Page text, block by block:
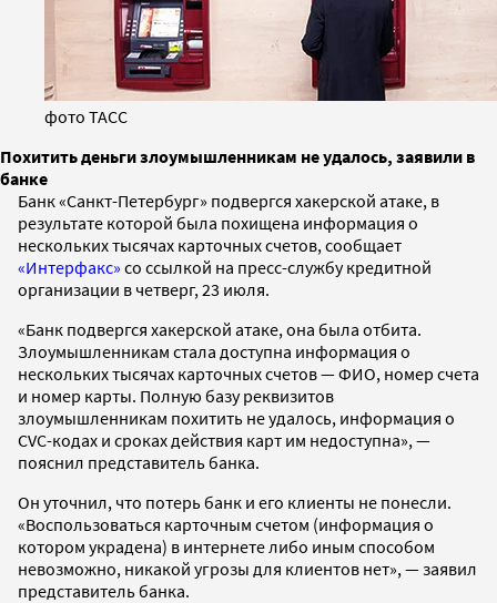
фото ТАСС
Похитить деньги злоумышленникам не удалось, заявили в
банке
Банк «Санкт-Петербург» подвергся хакерской атаке, в
результате которой была похищена информация о
нескольких тысячах карточных счетов, сообщает
«Интерфакс» со ссылкой на пресс-службу кредитной
организации в четверг, 23 июля.
«Банк подвергся хакерской атаке, она была отбита.
Злоумышленникам стала доступна информация о
нескольких тысячах карточных счетов — ФИО, номер счета
и номер карты. Полную базу реквизитов
злоумышленникам похитить не удалось, информация о
CVC-кодах и сроках действия карт им недоступна», —
пояснил представитель банка.
Он уточнил, что потерь банк и его клиенты не понесли.
«Воспользоваться карточным счетом (информация о
котором украдена) в интернете либо иным способом
невозможно, никакой угрозы для клиентов нет», — заявил
представитель банка.